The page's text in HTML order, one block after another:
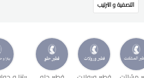
التصفية و الترتيب